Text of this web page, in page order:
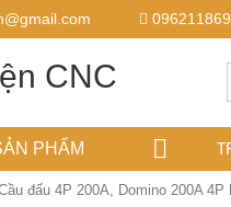
PHẨM
đấu 4P 200A, Domino 200A 4P